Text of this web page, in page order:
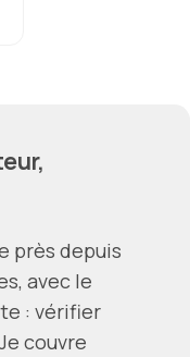
près depuis
avec le
: vérifier
couvre